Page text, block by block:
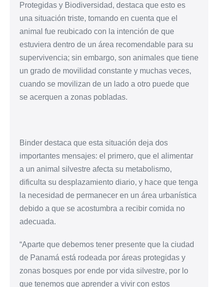
Protegidas y Biodiversidad, destaca que esto es
una situación triste, tomando en cuenta que el
animal fue reubicado con la intención de que
estuviera dentro de un área recomendable para su
supervivencia; sin embargo, son animales que tiene
un grado de movilidad constante y muchas veces,
cuando se movilizan de un lado a otro puede que
se acerquen a zonas pobladas.
Binder destaca que esta situación deja dos
importantes mensajes: el primero, que el alimentar
a un animal silvestre afecta su metabolismo,
dificulta su desplazamiento diario, y hace que tenga
la necesidad de permanecer en un área urbanística
debido a que se acostumbra a recibir comida no
adecuada.
“Aparte que debemos tener presente que la ciudad
de Panamá está rodeada por áreas protegidas y
zonas bosques por ende por vida silvestre, por lo
que tenemos que aprender a vivir con estos